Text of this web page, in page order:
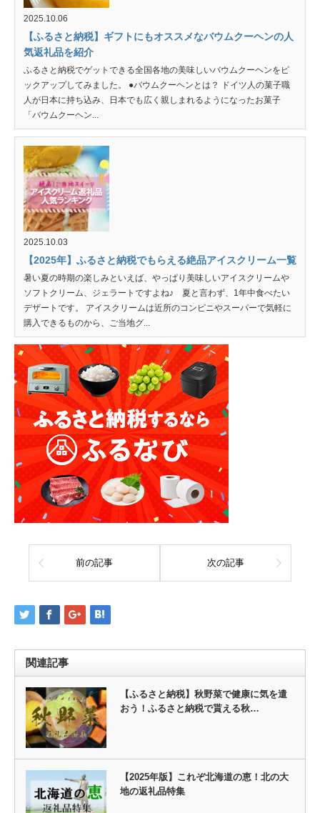
2025.10.06
【ふるさと納税】ギフトにもオススメなバウムクーヘンの人
気返礼品を紹介
ふるさと納税でゲットできる全国各地の美味しいバウムクーヘンをピ
ックアップしてみました。 ●バウムクーヘンとは？ ドイツ人の菓子職
人が日本に持ち込み、日本でも広く親しまれるようになったお菓子
「バウムクーヘン...
2025.10.03
【2025年】ふるさと納税でもらえる絶品アイスクリーム一覧
暑い夏の時期の楽しみといえば、やっぱり美味しいアイスクリームや
ソフトクリーム、ジェラートですよね♪ 夏と言わず、1年中食べたい
デザートです。 アイスクリームは近所のコンピニやスーパーで気軽に
購入できるものから、ご当地グ...
前の記事 次の記事
関連記事
【ふるさと納税】秋野菜で健康に気を遣
おう！ふるさと納税で貰える秋…
【2025年版】これぞ北海道の恵！北の大
地の返礼品特集